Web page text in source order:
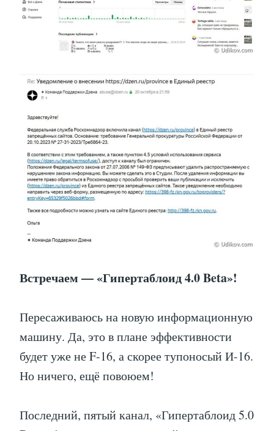
Встречаем — «Гипертаблоид 4.0 Beta»!
Пересаживаюсь на новую информационную
машину. Да, это в плане эффективности
будет уже не F-16, а скорее тупоносый И-16.
Но ничего, ещё повоюем!
Последний, пятый канал, «Гипертаблоид 5.0